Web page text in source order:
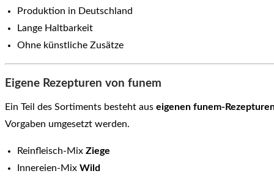
Produktion in Deutschland
Lange Haltbarkeit
Ohne künstliche Zusätze
Eigene Rezepturen von funem
Ein Teil des Sortiments besteht aus eigenen funem-
Vorgaben umgesetzt werden.
Reinfleisch-Mix Ziege
Innereien-Mix Wild